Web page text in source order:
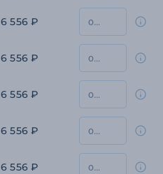
6 556 ₽
6 556 ₽
6 556 ₽
6 556 ₽
6 556 ₽